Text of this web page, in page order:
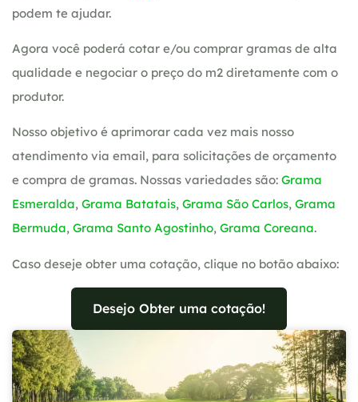
podem te ajudar.
Agora você poderá cotar e/ou comprar gramas de alta
qualidade e negociar o preço do m2 diretamente com o
produtor.
Nosso objetivo é aprimorar cada vez mais nosso
atendimento via email, para solicitações de orçamento
e compra de gramas. Nossas variedades são: Grama
Esmeralda, Grama Batatais, Grama São Carlos, Grama
Bermuda, Grama Santo Agostinho, Grama Coreana.
Caso deseje obter uma cotação, clique no botão abaixo:
Desejo Obter uma cotação!